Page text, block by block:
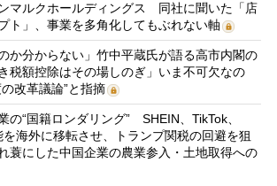
マルクホールディングス 同社に聞いた「店
ト」、事業を多角化してもぶれない軸
か分からない」竹中平蔵氏が語る高市内閣の
額控除はその場しのぎ」いま不可欠なの
改革議論”と指摘
の“国籍ロンダリング” SHEIN、TikTok、
海外に移転させ、トランプ関税の回避を狙
蓑にした中国企業の農業参入・土地取得への